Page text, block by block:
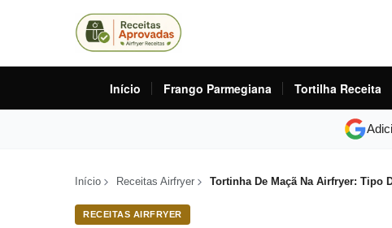
Início Frango Parmegiana Tortilha Receita
Início Receitas Airfryer Tortinha De Maçã Na Airfryer: Tipo
RECEITAS AIRFRYER